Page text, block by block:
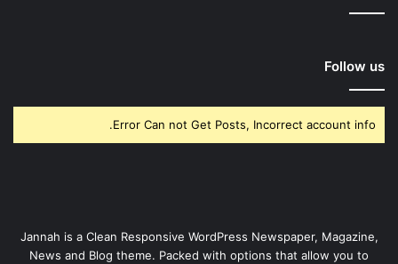
Follow us
Error Can not Get Posts, Incorrect account info.
Jannah is a Clean Responsive WordPress Newspaper, Magazine,
News and Blog theme. Packed with options that allow you to